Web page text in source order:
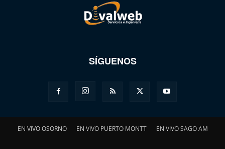
SÍGUENOS
EN VIVO OSORNO EN VIVO PUERTO MONTT EN VIVO SAGO AM